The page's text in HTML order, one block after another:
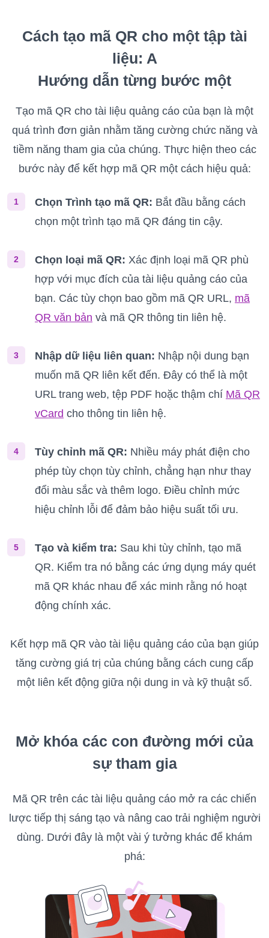
Cách tạo mã QR cho một tập tài
liệu: A
Hướng dẫn từng bước một
Tạo mã QR cho tài liệu quảng cáo của bạn là một
quá trình đơn giản nhằm tăng cường chức năng và
tiềm năng tham gia của chúng. Thực hiện theo các
bước này để kết hợp mã QR một cách hiệu quả:
1 Chọn Trình tạo mã QR: Bắt đầu bằng cách
chọn một trình tạo mã QR đáng tin cậy.
2 Chọn loại mã QR: Xác định loại mã QR phù
hợp với mục đích của tài liệu quảng cáo của
bạn. Các tùy chọn bao gồm mã QR URL, mã
QR văn bản và mã QR thông tin liên hệ.
3 Nhập dữ liệu liên quan: Nhập nội dung bạn
muốn mã QR liên kết đến. Đây có thể là một
URL trang web, tệp PDF hoặc thậm chí Mã QR
vCard cho thông tin liên hệ.
4 Tùy chỉnh mã QR: Nhiều máy phát điện cho
phép tùy chọn tùy chỉnh, chẳng hạn như thay
đổi màu sắc và thêm logo. Điều chỉnh mức
hiệu chỉnh lỗi để đảm bảo hiệu suất tối ưu.
5 Tạo và kiểm tra: Sau khi tùy chỉnh, tạo mã
QR. Kiểm tra nó bằng các ứng dụng máy quét
mã QR khác nhau để xác minh rằng nó hoạt
động chính xác.
Kết hợp mã QR vào tài liệu quảng cáo của bạn giúp
tăng cường giá trị của chúng bằng cách cung cấp
một liên kết động giữa nội dung in và kỹ thuật số.
Mở khóa các con đường mới của
sự tham gia
Mã QR trên các tài liệu quảng cáo mở ra các chiến
lược tiếp thị sáng tạo và nâng cao trải nghiệm người
dùng. Dưới đây là một vài ý tưởng khác để khám
phá: